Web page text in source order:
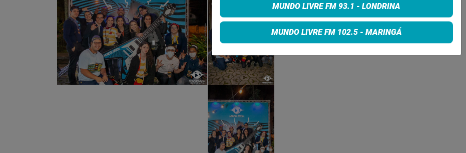
MUNDO LIVRE FM 93.1 - LONDRINA
MUNDO LIVRE FM 102.5 - MARINGÁ